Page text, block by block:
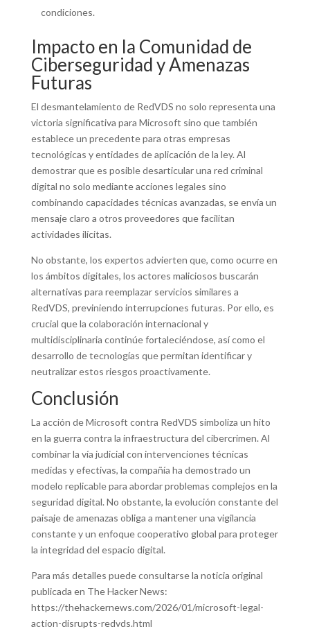
condiciones.
Impacto en la Comunidad de
Ciberseguridad y Amenazas
Futuras
El desmantelamiento de RedVDS no solo representa una
victoria significativa para Microsoft sino que también
establece un precedente para otras empresas
tecnológicas y entidades de aplicación de la ley. Al
demostrar que es posible desarticular una red criminal
digital no solo mediante acciones legales sino
combinando capacidades técnicas avanzadas, se envía un
mensaje claro a otros proveedores que facilitan
actividades ilícitas.
No obstante, los expertos advierten que, como ocurre en
los ámbitos digitales, los actores maliciosos buscarán
alternativas para reemplazar servicios similares a
RedVDS, previniendo interrupciones futuras. Por ello, es
crucial que la colaboración internacional y
multidisciplinaria continúe fortaleciéndose, así como el
desarrollo de tecnologías que permitan identificar y
neutralizar estos riesgos proactivamente.
Conclusión
La acción de Microsoft contra RedVDS simboliza un hito
en la guerra contra la infraestructura del cibercrimen. Al
combinar la vía judicial con intervenciones técnicas
medidas y efectivas, la compañía ha demostrado un
modelo replicable para abordar problemas complejos en la
seguridad digital. No obstante, la evolución constante del
paisaje de amenazas obliga a mantener una vigilancia
constante y un enfoque cooperativo global para proteger
la integridad del espacio digital.
Para más detalles puede consultarse la noticia original
publicada en The Hacker News:
https://thehackernews.com/2026/01/microsoft-legal-
action-disrupts-redvds.html